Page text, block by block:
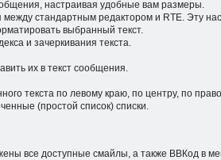
настраивая удобные вам размеры.
стандартным редактором и RTE. Эту
выбранный текст.
и зачеркивания текста.
их в текст сообщения.
текста по левому краю, по центру, по
(простой список) списки.
все доступные смайлы, а также ВВКод в